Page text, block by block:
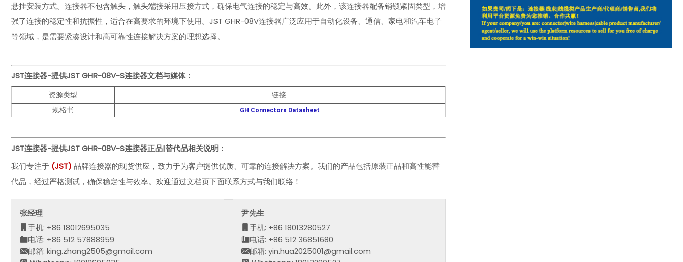
悬挂安装方式。连接器不包含触头，触头端接采用压接方式，确保电气连接的稳定与高效。此外，该连接器配备销锁紧固类型，增
强了连接的稳定性和抗振性，适合在高要求的环境下使用。JST GHR-08V连接器广泛应用于自动化设备、通信、家电和汽车电子
等领域，是需要紧凑设计和高可靠性连接解决方案的理想选择。
JST连接器-提供JSTGHR-08V-S连接器文档与媒体：
资源类型
链接
规格书
GH Connectors Datasheet
JST连接器-提供JSTGHR-08V-S连接器正品|替代品相关说明：
我们专注于 (JST) 品牌连接器的现货供应，致力于为客户提供优质、可靠的连接解决方案。我们的产品包括原装正品和高性能替
代品，经过严格测试，确保稳定性与效率。欢迎通过文档页下面联系方式与我们联络！
张经理
手机: +86 18012695035
电话: +86 512 57888959
邮箱: king.zhang2505@gmail.com
尹先生
手机: +86 18013280527
电话: +86 512 36851680
邮箱: yin.hua2025001@gmail.com